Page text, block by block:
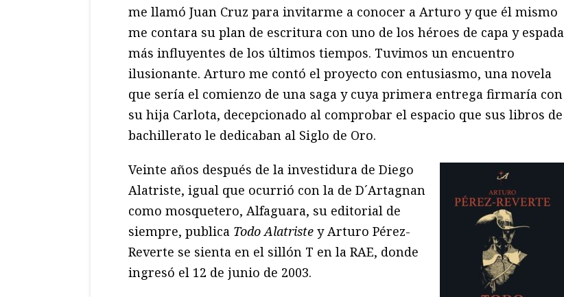
me llamó Juan Cruz para invitarme a conocer a Arturo y que él mismo
me contara su plan de escritura con uno de los héroes de capa y espada
más influyentes de los últimos tiempos. Tuvimos un encuentro
ilusionante. Arturo me contó el proyecto con entusiasmo, una novela
que sería el comienzo de una saga y cuya primera entrega firmaría con
su hija Carlota, decepcionado al comprobar el espacio que sus libros de
bachillerato le dedicaban al Siglo de Oro.
Veinte años después de la investidura de Diego
Alatriste, igual que ocurrió con la de D´Artagnan
como mosquetero, Alfaguara, su editorial de
siempre, publica Todo Alatriste y Arturo Pérez-
Reverte se sienta en el sillón T en la RAE, donde
ingresó el 12 de junio de 2003.